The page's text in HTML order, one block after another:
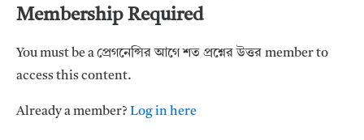
Membership Required
You must be a প্রেগনেন্সির আগে শত প্রশ্নের উত্তর member to
access this content.
Already a member? Log in here